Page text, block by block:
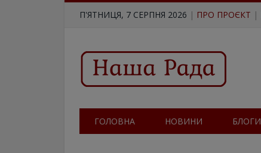
П'ЯТНИЦЯ, 7 СЕРПНЯ 2026 | ПРО ПРОЄКТ |
ГОЛОВНА НОВИНИ БЛОГИ